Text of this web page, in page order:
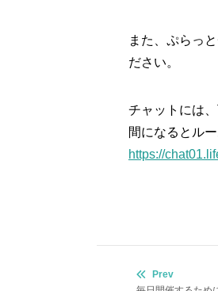
また、ぷらっ
ださい。
チャットには
間になるとル
https://
Prev